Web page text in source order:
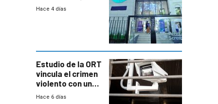
niños y
Hace 4 días
Estudio de la ORT
vincula el crimen
violento con una
menor creación
Hace 6 días